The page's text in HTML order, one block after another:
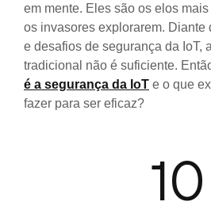
em mente. Eles são os elos
os invasores explorarem. Diante
e desafios de segurança da IoT,
tradicional não é suficiente.
é a segurança da IoT e o que
fazer para ser eficaz?
10